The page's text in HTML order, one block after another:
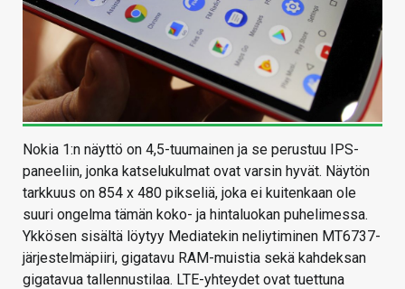
Nokia 1:n näyttö on 4,5-tuumainen ja se perustuu IPS-
paneeliin, jonka katselukulmat ovat varsin hyvät. Näytön
tarkkuus on 854 x 480 pikseliä, joka ei kuitenkaan ole
suuri ongelma tämän koko- ja hintaluokan puhelimessa.
Ykkösen sisältä löytyy Mediatekin neliytiminen MT6737-
järjestelmäpiiri, gigatavu RAM-muistia sekä kahdeksan
gigatavua tallennustilaa. LTE-yhteydet ovat tuettuna